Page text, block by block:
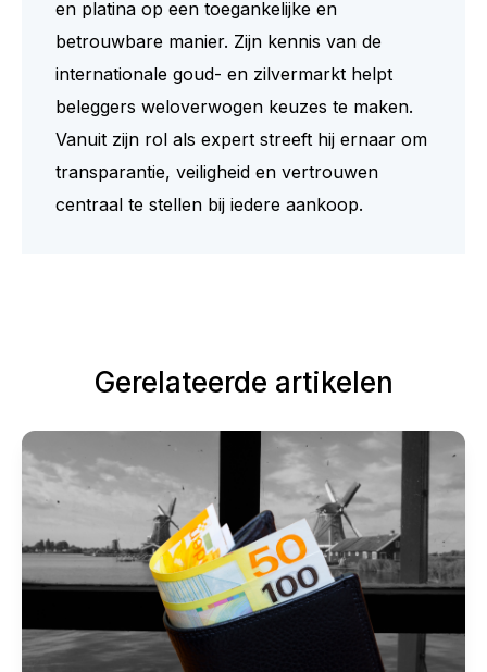
en platina op een toegankelijke en
betrouwbare manier. Zijn kennis van de
internationale goud- en zilvermarkt helpt
beleggers weloverwogen keuzes te maken.
Vanuit zijn rol als expert streeft hij ernaar om
transparantie, veiligheid en vertrouwen
centraal te stellen bij iedere aankoop.
Gerelateerde artikelen